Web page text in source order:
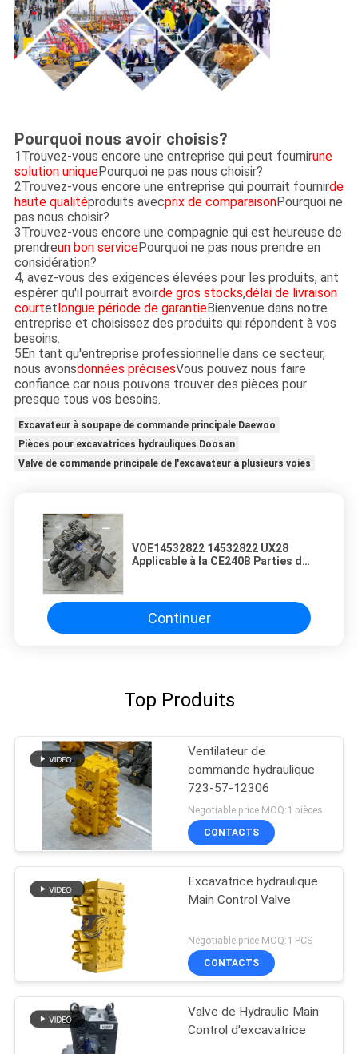
Pourquoi nous avoir choisis?
1Trouvez-vous encore une entreprise qui peut fournirune
solution uniquePourquoi ne pas nous choisir?
2Trouvez-vous encore une entreprise qui pourrait fournirde
haute qualitéproduits avecprix de comparaisonPourquoi ne
pas nous choisir?
3Trouvez-vous encore une compagnie qui est heureuse de
prendreun bon servicePourquoi ne pas nous prendre en
considération?
4, avez-vous des exigences élevées pour les produits, ant
espérer qu'il pourrait avoirde gros stocks,délai de livraison
courtetlongue période de garantieBienvenue dans notre
entreprise et choisissez des produits qui répondent à vos
besoins.
5En tant qu'entreprise professionnelle dans ce secteur,
nous avonsdonnées précisesVous pouvez nous faire
confiance car nous pouvons trouver des pièces pour
presque tous vos besoins.
Excavateur à soupape de commande principale Daewoo
Pièces pour excavatrices hydrauliques Doosan
Valve de commande principale de l'excavateur à plusieurs voies
VOE14532822 14532822 UX28
Applicable à la CE240B Parties de
soupapes de commande
hydraulique
Continuer
Top Produits
Ventilateur de
commande hydraulique
723-57-12306
Negotiable price MOQ:1 pièces
CONTACTS
Excavatrice hydraulique
Main Control Valve
Negotiable price MOQ:1 PCS
CONTACTS
Valve de Hydraulic Main
Control d'excavatrice